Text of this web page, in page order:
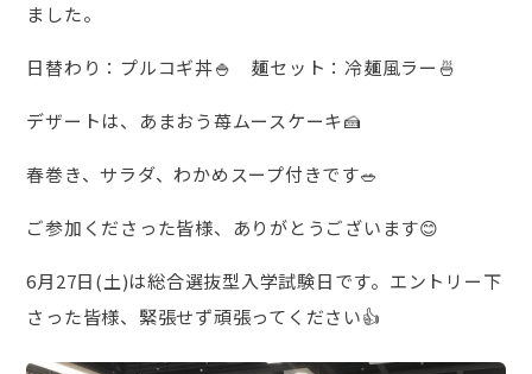
ました。
日替わり：プルコギ丼🍚 麺セット：冷麺風ラー🍜
デザートは、あまおう苺ムースケーキ🍰
春巻き、サラダ、わかめスープ付きです🥗
ご参加くださった皆様、ありがとうございます😊
6月27日(土)は総合選抜型入学試験日です。エントリー下
さった皆様、緊張せず頑張ってください👍